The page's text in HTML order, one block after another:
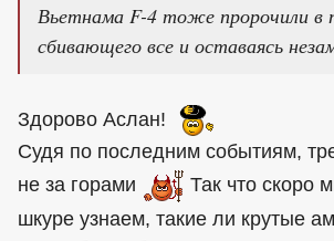
Вьетнама F-4 тоже пророчили в
сбивающего все и оставаясь
Здорово Аслан!
Судя по последним событиям,
не за горами
Так что скоро
шкуре узнаем, такие ли крутые